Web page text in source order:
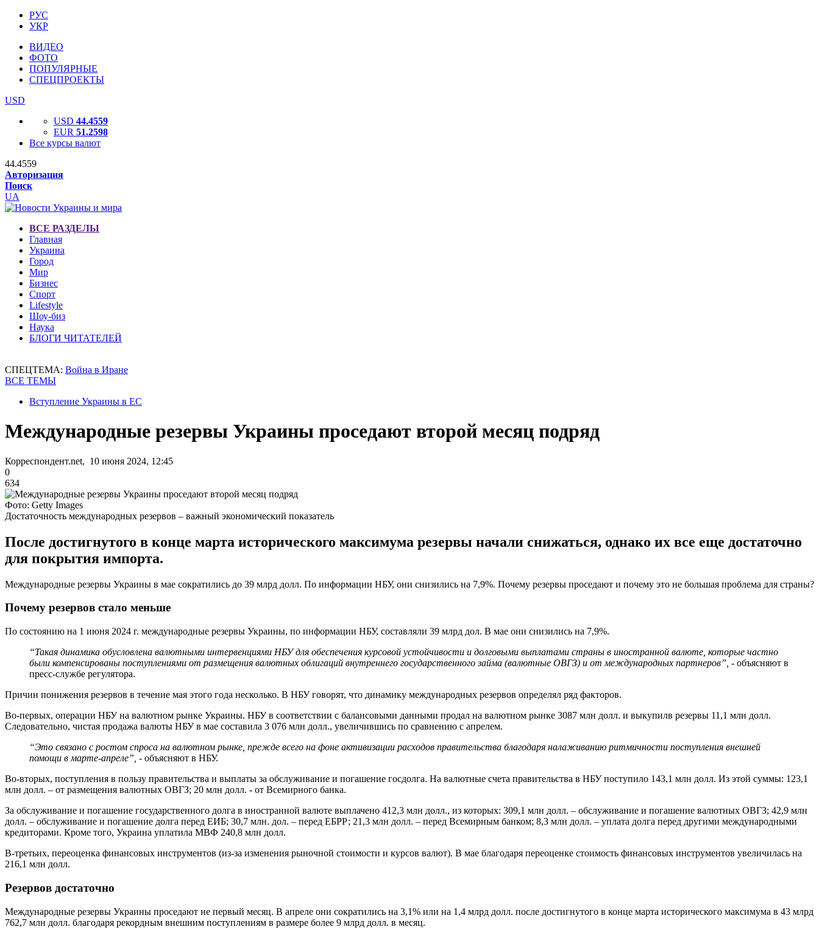
РУС
УКР
ВИДЕО
ФОТО
ПОПУЛЯРНЫЕ
СПЕЦПРОЕКТЫ
USD
USD 44.4559
EUR 51.2598
Все курсы валют
44.4559
Авторизация
Поиск
UA
ВСЕ РАЗДЕЛЫ
Главная
Украина
Город
Мир
Бизнес
Спорт
Lifestyle
Шоу-биз
Наука
БЛОГИ ЧИТАТЕЛЕЙ
СПЕЦТЕМА: Война в Иране
ВСЕ ТЕМЫ
Вступление Украины в ЕС
Международные резервы Украины проседают второй месяц подряд
Корреспондент.net, 10 июня 2024, 12:45
0
634
Фото: Getty Images
Достаточность международных резервов – важный экономический показатель
После достигнутого в конце марта исторического максимума резервы начали снижаться, однако их все еще достаточно
для покрытия импорта.
Международные резервы Украины в мае сократились до 39 млрд долл. По информации НБУ, они снизились на 7,9%. Почему резервы проседают и почему это не большая проблема для страны?
Почему резервов стало меньше
По состоянию на 1 июня 2024 г. международные резервы Украины, по информации НБУ, составляли 39 млрд дол. В мае они снизились на 7,9%.
“Такая динамика обусловлена валютными интервенциями НБУ для обеспечения курсовой устойчивости и долговыми выплатами страны в иностранной валюте, которые частно
были компенсированы поступлениями от размещения валютных облигаций внутреннего государственного займа (валютные ОВГЗ) и от международных партнеров” - объясняют в
пресс-службе регулятора.
Причин понижения резервов в течение мая этого года несколько. В НБУ говорят, что динамику международных резервов определял ряд факторов.
Во-первых, операции НБУ на валютном рынке Украины. НБУ в соответствии с балансовыми данными продал на валютном рынке 3087 млн долл. и выкупилв резервы 11,1 млн долл.
Следовательно, чистая продажа валюты НБУ в мае составила 3 076 млн долл., увеличившись по сравнению с апрелем.
“Это связано с ростом спроса на валютном рынке, прежде всего на фоне активизации расходов правительства благодаря налаживанию ритмичности поступления внешней
помощи в марте-апреле” , - объясняют в НБУ.
Во-вторых, поступления в пользу правительства и выплаты за обслуживание и погашение госдолга. На валютные счета правительства в НБУ поступило 143,1 млн долл. Из этой суммы: 123,1
млн долл. – от размещения валютных ОВГЗ; 20 млн долл. - от Всемирного банка.
За обслуживание и погашение государственного долга в иностранной валюте выплачено 412,3 млн долл., из которых: 309,1 млн долл. – обслуживание и погашение валютных ОВГЗ; 42,9 млн
долл. – обслуживание и погашение долга перед ЕИБ; 30,7 млн. дол. – перед ЕБРР; 21,3 млн долл. – перед Всемирным банком; 8,3 млн долл. – уплата долга перед другими международными
кредиторами. Кроме того, Украина уплатила МВФ 240,8 млн долл.
В-третьих, переоценка финансовых инструментов (из-за изменения рыночной стоимости и курсов валют). В мае благодаря переоценке стоимость финансовых инструментов увеличилась на
216,1 млн долл.
Резервов достаточно
Международные резервы Украины проседают не первый месяц. В апреле они сократились на 3,1% или на 1,4 млрд долл. после достигнутого в конце марта исторического максимума в 43 млрд
762,7 млн долл. благодаря рекордным внешним поступлениям в размере более 9 млрд долл. в месяц.